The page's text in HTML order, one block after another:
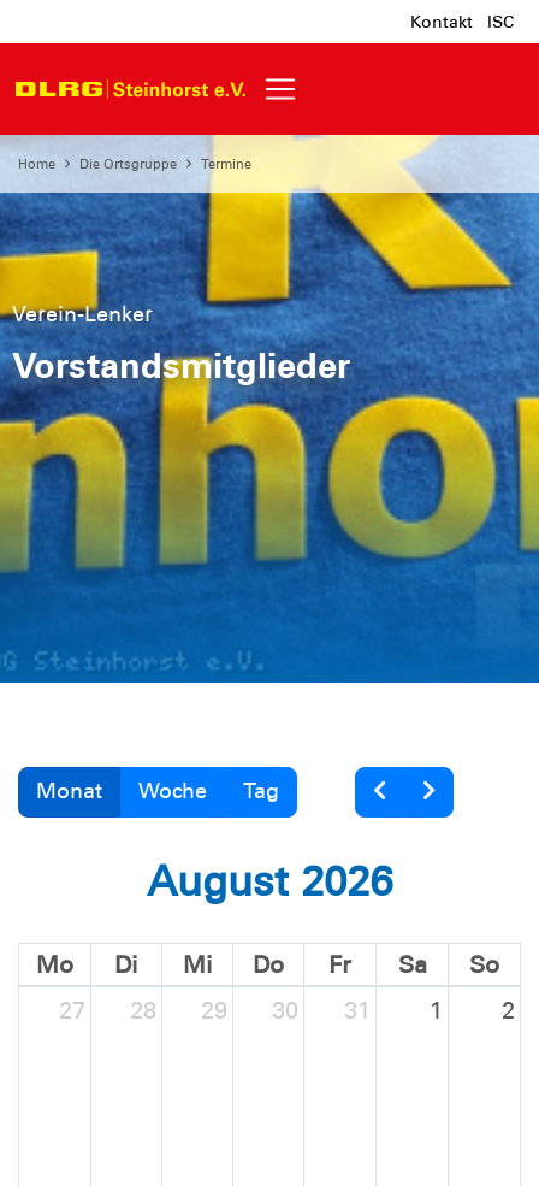
Kontakt ISC
Home Die Ortsgruppe Termine
Verein-Lenker
Vorstandsmitglieder
Monat Woche Tag
August 2026
Mo Di Mi Do Fr Sa
So
27
28 29 30 31 1 2